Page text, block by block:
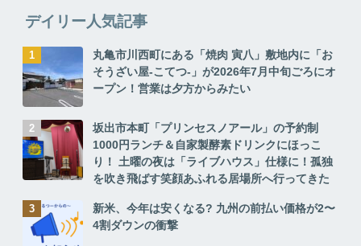
デイリー人気記事
丸亀市川西町にある「焼肉 寅八」敷地内に「お
そうざい屋-こてつ-」が2026年7月中旬ごろにオ
ープン！営業は夕方からみたい
坂出市本町「プリンセスノアール」の予約制
1000円ランチ＆自家製酵素ドリンクにほっこ
り！ 土曜の夜は「ライブハウス」仕様に！孤独
を吹き飛ばす笑顔あふれる居場所へ行ってきた
新米、今年は安くなる? 九州の前払い価格が2〜
4割ダウンの衝撃